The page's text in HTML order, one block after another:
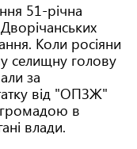
51-річна
Коли росіяни
селищну голову
за
від "ОПЗЖ"
громадою в
влади.